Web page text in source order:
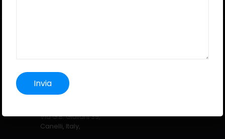
Via G.B. Giuliani 39,
Canelli, Italy,